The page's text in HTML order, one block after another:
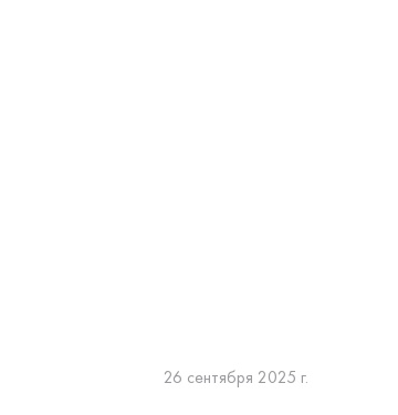
26 сентября 2025 г.